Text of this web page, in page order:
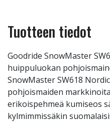
Tuotteen tiedot
Goodride SnowMaster
huippuluokan
SnowMaster SW618
pohjoismaiden
erikoispehmeä kumiseos
kylmimmissäkin